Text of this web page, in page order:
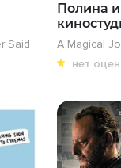
Said
Полина
A Magical
нет